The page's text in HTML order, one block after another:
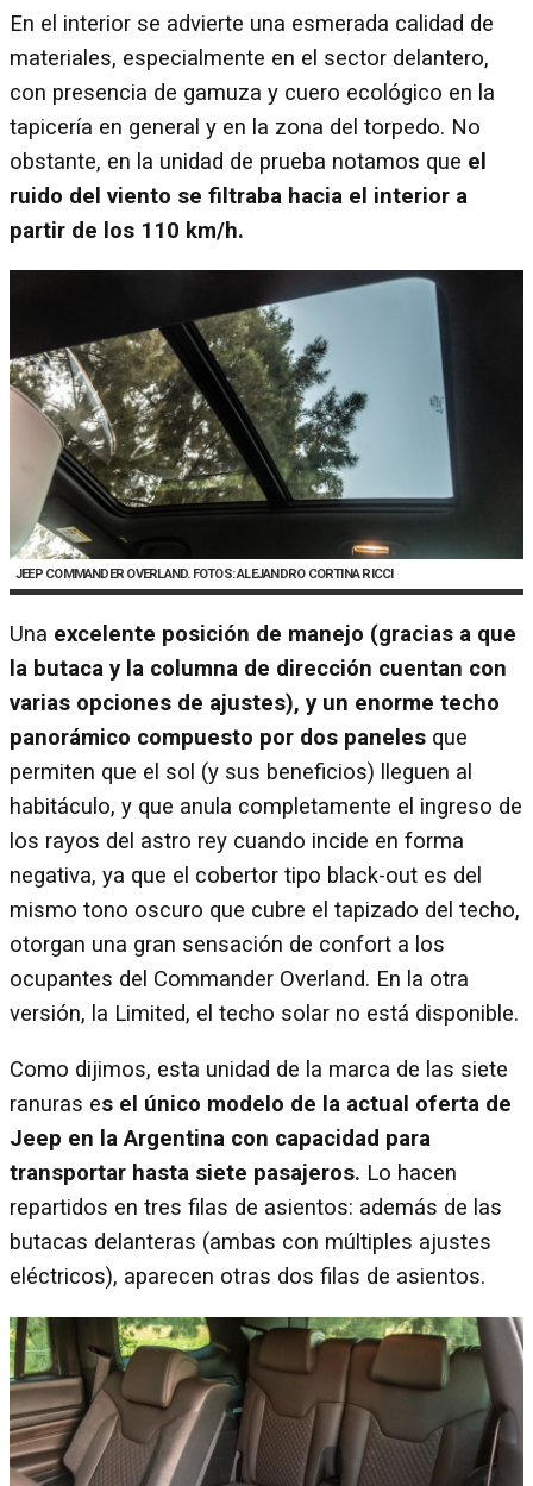
En el interior se advierte una esmerada calidad de
materiales, especialmente en el sector delantero,
con presencia de gamuza y cuero ecológico en la
tapicería en general y en la zona del torpedo. No
obstante, en la unidad de prueba notamos que el
ruido del viento se filtraba hacia el interior a
partir de los 110 km/h.
JEEP COMMANDER OVERLAND. FOTOS: ALEJANDRO CORTINA RICCI
Una excelente posición de manejo (gracias a que
la butaca y la columna de dirección cuentan con
varias opciones de ajustes), y un enorme techo
panorámico compuesto por dos paneles que
permiten que el sol (y sus beneficios) lleguen al
habitáculo, y que anula completamente el ingreso de
los rayos del astro rey cuando incide en forma
negativa, ya que el cobertor tipo black-out es del
mismo tono oscuro que cubre el tapizado del techo,
otorgan una gran sensación de confort a los
ocupantes del Commander Overland. En la otra
versión, la Limited, el techo solar no está disponible.
Como dijimos, esta unidad de la marca de las siete
ranuras es el único modelo de la actual oferta de
Jeep en la Argentina con capacidad para
transportar hasta siete pasajeros. Lo hacen
repartidos en tres filas de asientos: además de las
butacas delanteras (ambas con múltiples ajustes
eléctricos), aparecen otras dos filas de asientos.